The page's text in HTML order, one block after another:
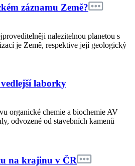
záznamu Země?
nalezitelnou planetou s
je Země, respektive její geologický
laborky
organické chemie a biochemie AV
odvozené od stavebních kamenů
na krajinu v ČR